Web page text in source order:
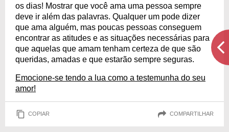
os dias! Mostrar que você ama uma pessoa sempre
deve ir além das palavras. Qualquer um pode dizer
que ama alguém, mas poucas pessoas conseguem
encontrar as atitudes e as situações necessárias para
que aquelas que amam tenham certeza de que são
queridas, amadas e que estarão sempre seguras.
Emocione-se tendo a lua como a testemunha do seu
amor!
COPIAR COMPARTILHAR